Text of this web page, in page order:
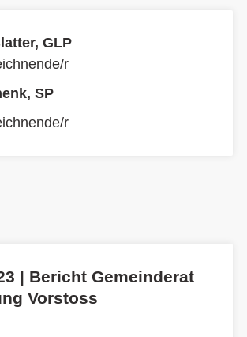
GLP
r
SP
r
| Bericht Gemeinderat
Vorstoss